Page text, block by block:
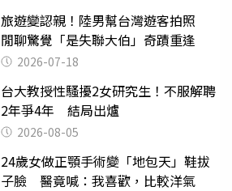
旅遊變認親！陸男幫台灣遊客拍照
閒聊驚覺「是失聯大伯」奇蹟重逢
2026-07-18
台大教授性騷擾2女研究生！不服解聘
2年爭4年 結局出爐
2026-08-05
24歲女做正顎手術變「地包天」鞋拔
子臉 醫竟喊：我喜歡，比較洋氣